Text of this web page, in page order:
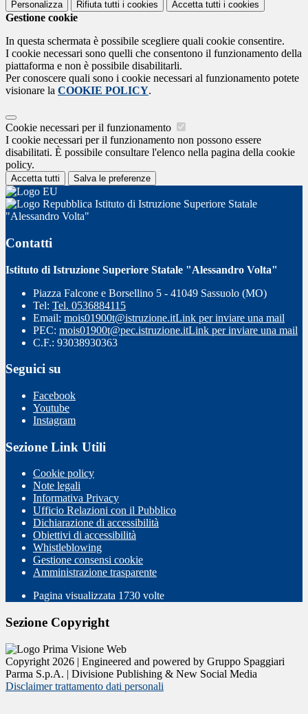
Personalizza Rifiuta tutti i cookies Accetta tutti i cookies
Gestione cookie
In questa schermata è possibile scegliere quali cookie consentire.
I cookie necessari sono quelli che consentono il funzionamento della
piattaforma e non è possibile disabilitarli.
Per conoscere quali sono i cookie necessari al funzionamento potete
visionare la COOKIE POLICY.
Cookie necessari per il funzionamento
I cookie necessari per il funzionamento non possono essere
disabilitati. È possibile consultare l'elenco nella pagina della cookie
policy.
Accetta tutti Salva le preferenze
Istituto di Istruzione Superiore Statale
"Alessandro Volta"
Contatti
Istituto di Istruzione Superiore Statale "Alessandro Volta"
Piazza Falcone e Borsellino 5 - 41049 Sassuolo (MO)
Tel: Tel. 0536884115
Email: mois01900t@istruzione.itLink per inviare una mail
PEC: mois01900t@pec.istruzione.itLink per inviare una mail
C.F.: 93038930363
Seguici su
Facebook
Youtube
Instagram
Sezione Link Utili
Cookie policy
Note legali
Informativa Privacy
Ufficio Relazioni con il Pubblico
Dichiarazione di accessibilità
Obiettivi di accessibilità
Whistleblowing
Gestione consensi cookie
Amministrazione trasparente
Pagina visualizzata 1730 volte
Sezione Copyright
Copyright 2026 | Engineered and powered by Gruppo Spaggiari
Parma S.p.A. | Divisione Publishing & New Social Media
Disclaimer trattamento dati personali